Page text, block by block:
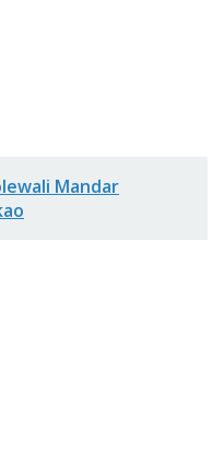
Mandar